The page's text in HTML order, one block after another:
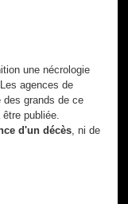
une nécrologie
agences de
des grands de ce
publiée.
d'un décès , ni de